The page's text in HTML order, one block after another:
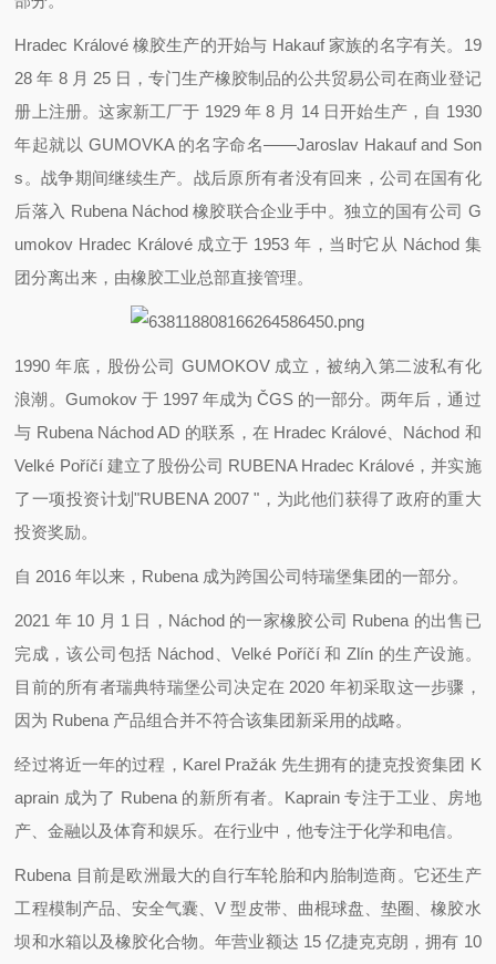
Hradec Králové 橡胶生产的开始与 Hakauf 家族的名字有关。19
28 年 8 月 25 日，专门生产橡胶制品的公共贸易公司在商业登记
册上注册。这家新工厂于 1929 年 8 月 14 日开始生产，自 1930
年起就以 GUMOVKA 的名字命名——Jaroslav Hakauf and Son
s。战争期间继续生产。战后原所有者没有回来，公司在国有化
后落入 Rubena Náchod 橡胶联合企业手中。独立的国有公司 G
umokov Hradec Králové 成立于 1953 年，当时它从 Náchod 集
团分离出来，由橡胶工业总部直接管理。
1990 年底，股份公司 GUMOKOV 成立，被纳入第二波私有化
浪潮。Gumokov 于 1997 年成为 ČGS 的一部分。两年后，通过
与 Rubena Náchod AD 的联系，在 Hradec Králové、Náchod 和
Velké Poříčí 建立了股份公司 RUBENA Hradec Králové，并实施
了一项投资计划"RUBENA 2007 "，为此他们获得了政府的重大
投资奖励。
自 2016 年以来，Rubena 成为跨国公司特瑞堡集团的一部分。
2021 年 10 月 1 日，Náchod 的一家橡胶公司 Rubena 的出售已
完成，该公司包括 Náchod、Velké Poříčí 和 Zlín 的生产设施。
目前的所有者瑞典特瑞堡公司决定在 2020 年初采取这一步骤，
因为 Rubena 产品组合并不符合该集团新采用的战略。
经过将近一年的过程，Karel Pražák 先生拥有的捷克投资集团 K
aprain 成为了 Rubena 的新所有者。Kaprain 专注于工业、房地
产、金融以及体育和娱乐。在行业中，他专注于化学和电信。
Rubena 目前是欧洲最大的自行车轮胎和内胎制造商。它还生产
工程模制产品、安全气囊、V 型皮带、曲棍球盘、垫圈、橡胶水
坝和水箱以及橡胶化合物。年营业额达 15 亿捷克克朗，拥有 10